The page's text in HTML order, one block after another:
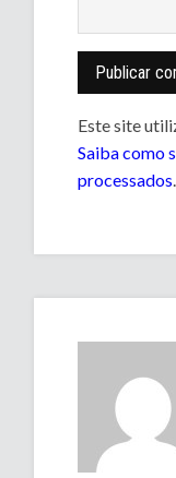
Este site
Saiba como
processados